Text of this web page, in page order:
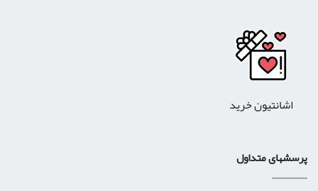
اشانتیون خرید
پرسشهای متداول